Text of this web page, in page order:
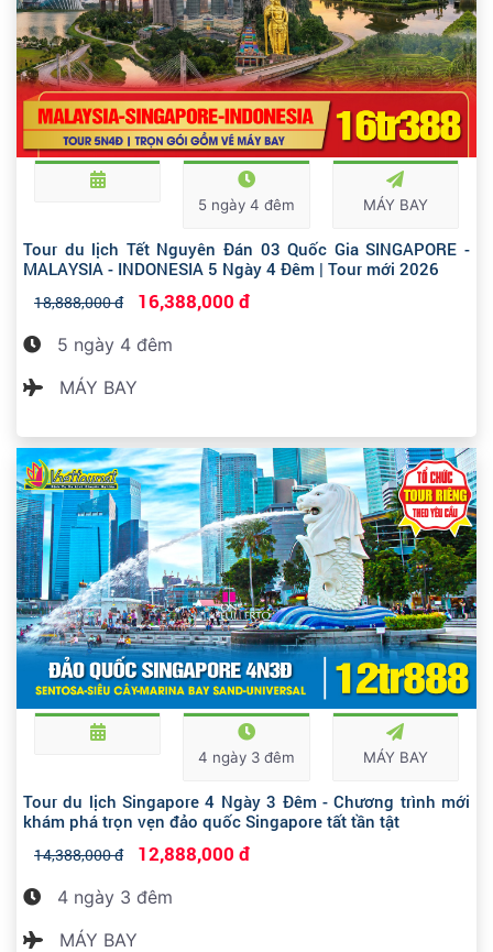
5 ngày 4 đêm MÁY BAY
Tour du lịch Tết Nguyên Đán 03 Quốc Gia SINGAPORE -
MALAYSIA - INDONESIA 5 Ngày 4 Đêm | Tour mới 2026
18,888,000 đ 16,388,000 đ
5 ngày 4 đêm
MÁY BAY
4 ngày 3 đêm MÁY BAY
Tour du lịch Singapore 4 Ngày 3 Đêm - Chương trình mới
khám phá trọn vẹn đảo quốc Singapore tất tần tật
14,388,000 đ 12,888,000 đ
4 ngày 3 đêm
MÁY BAY